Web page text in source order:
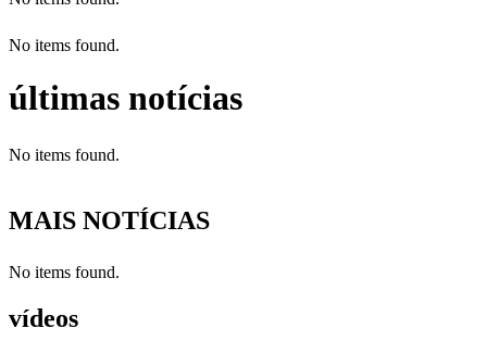
No items found.
últimas notícias
No items found.
MAIS NOTÍCIAS
No items found.
vídeos